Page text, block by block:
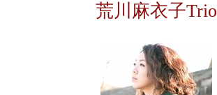
荒川麻衣子Trio